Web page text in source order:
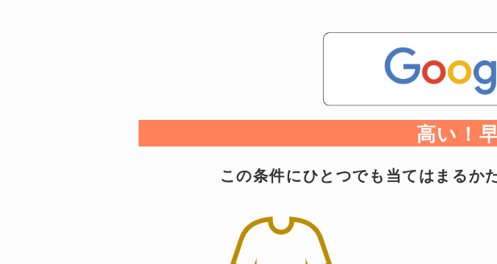
高い！
この条件にひとつでも当てはまる